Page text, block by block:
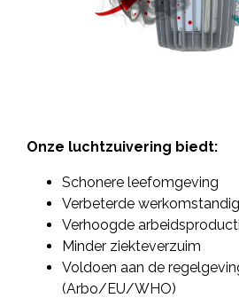
Onze luchtzuivering biedt:
Schonere leefomgeving
Verbeterde
Verhoogde
Minder ziekteverzuim
Voldoen aan de
(Arbo/EU/WHO)